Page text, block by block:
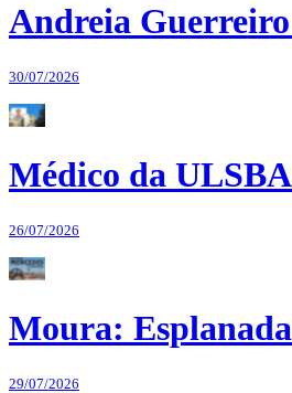
Andreia
30/07/2026
Médico da
26/07/2026
Moura:
29/07/2026